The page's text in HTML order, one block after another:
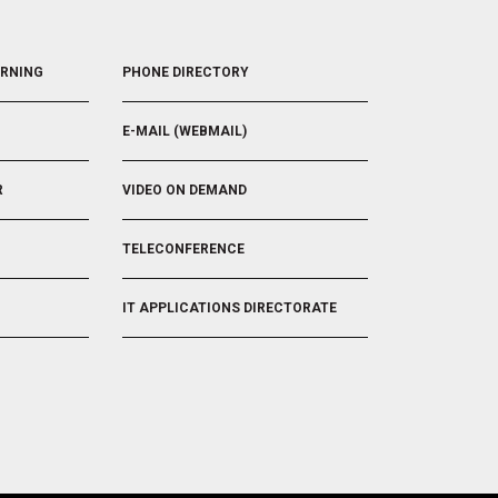
5
PHONE DIRECTORY
E-MAIL (WEBMAIL)
VIDEO ON DEMAND
TELECONFERENCE
IT APPLICATIONS DIRECTORATE